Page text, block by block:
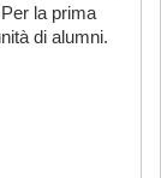
la prima
di alumni.